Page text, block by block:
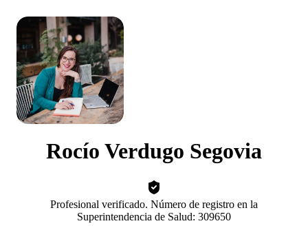
Rocío Verdugo Segovia
Profesional verificado. Número de registro en la
Superintendencia de Salud: 309650